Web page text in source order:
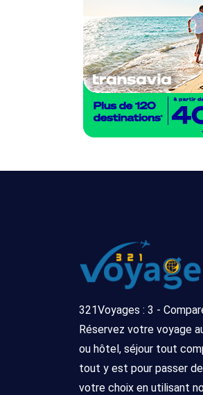
321Voyages : 3 -
Réservez votre voyage
ou hôtel, séjour tout
tout y est pour passer
votre choix en utilisant